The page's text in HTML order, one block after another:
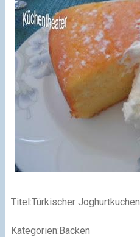
Titel:Türkischer Joghurtkuchen
Kategorien:Backen